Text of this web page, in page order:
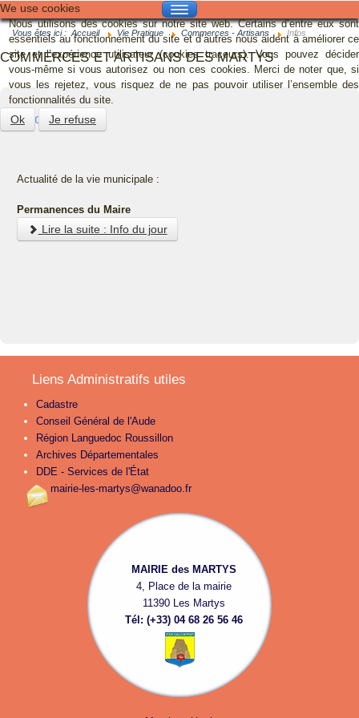
GALERIE
CONTACT
MAIRIE
TOURISME
Vous êtes ici : Accueil Vie Pratique Commerces - Artisans Infos
COMMERCES ET ARTISANS DES MARTYS
Info du jour
Actualité de la vie municipale :
Permanences du Maire
Lire la suite : Info du jour
Liens Administratifs utiles
Cadastre
Conseil Général de l'Aude
Région Languedoc Roussillon
Archives Départementales
DDE - Services de l'État
mairie-les-martys@wanadoo.fr
MAIRIE des MARTYS
4, Place de la mairie
11390 Les Martys
Tél: (+33) 04 68 26 56 46
We use cookies
Nous utilisons des cookies sur notre site web. Certains d’entre eux sont
essentiels au fonctionnement du site et d’autres nous aident à améliorer ce
site et l’expérience utilisateur (cookies traceurs). Vous pouvez décider
vous-même si vous autorisez ou non ces cookies. Merci de noter que, si
vous les rejetez, vous risquez de ne pas pouvoir utiliser l’ensemble des
fonctionnalités du site.
Ok Je refuse